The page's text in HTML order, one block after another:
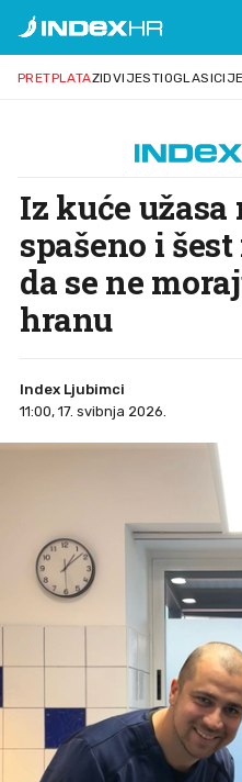
PRETPLATAZIDVIJESTIOGLASI
Iz kuće
spašeno i
da se ne
hranu
Index Ljubimci
11:00, 17. svibnja 2026.